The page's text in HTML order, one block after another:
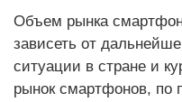
Объем рынка
зависеть от
ситуации в стране и
рынок смартфонов, по